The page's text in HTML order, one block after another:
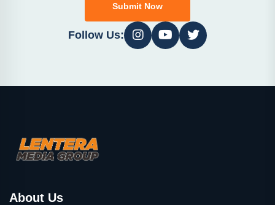
Submit Now
Follow Us:
About Us